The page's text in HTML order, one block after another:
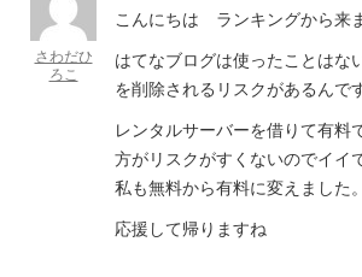
さわだひ
ろこ
こんにちは ランキングから来
はてなブログは使ったことはな
を削除されるリスクがあるんで
レンタルサーバーを借りて有料
方がリスクがすくないのでイイ
私も無料から有料に変えました。
応援して帰りますね